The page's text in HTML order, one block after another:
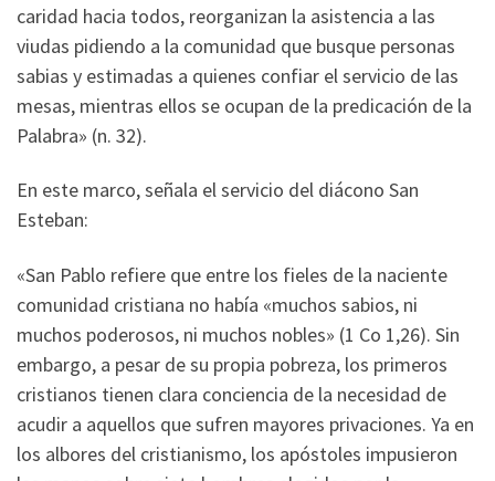
caridad hacia todos, reorganizan la asistencia a las
viudas pidiendo a la comunidad que busque personas
sabias y estimadas a quienes confiar el servicio de las
mesas, mientras ellos se ocupan de la predicación de la
Palabra» (n. 32).
En este marco, señala el servicio del diácono San
Esteban:
«San Pablo refiere que entre los fieles de la naciente
comunidad cristiana no había «muchos sabios, ni
muchos poderosos, ni muchos nobles» (1 Co 1,26). Sin
embargo, a pesar de su propia pobreza, los primeros
cristianos tienen clara conciencia de la necesidad de
acudir a aquellos que sufren mayores privaciones. Ya en
los albores del cristianismo, los apóstoles impusieron